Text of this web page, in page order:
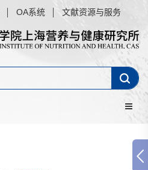
OA系统 文献资源与服务